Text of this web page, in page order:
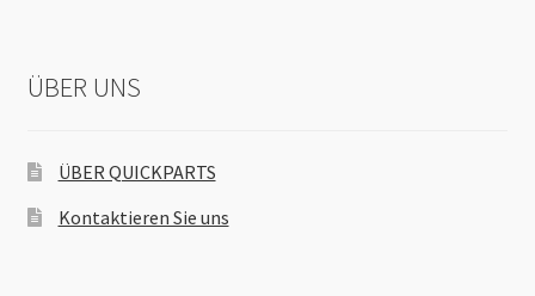
ÜBER UNS
ÜBER QUICKPARTS
Kontaktieren Sie uns